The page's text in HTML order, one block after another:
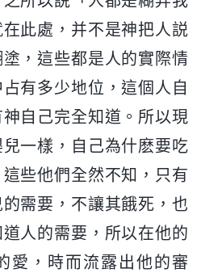
此處，并不是神把人説
，這些都是人的實際情
有多少地位，這個人自
自己完全知道。所以現
一樣，自己為什麽要吃
些他們全然不知，只有
需要，不讓其餓死，也
人的需要，所以在他的
愛，時而流露出他的審